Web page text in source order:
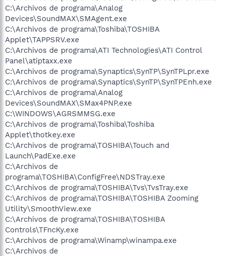
C:\Archivos de programa\Analog
Devices\SoundMAX\SMAgent.exe
C:\Archivos de programa\Toshiba\TOSHIBA
Applet\TAPPSRV.exe
C:\Archivos de programa\ATI Technologies\ATI Control
Panel\atiptaxx.exe
C:\Archivos de programa\Synaptics\SynTP\SynTPLpr.exe
C:\Archivos de programa\Synaptics\SynTP\SynTPEnh.exe
C:\Archivos de programa\Analog
Devices\SoundMAX\SMax4PNP.exe
C:\WINDOWS\AGRSMMSG.exe
C:\Archivos de programa\Toshiba\Toshiba
Applet\thotkey.exe
C:\Archivos de programa\TOSHIBA\Touch and
Launch\PadExe.exe
C:\Archivos de
programa\TOSHIBA\ConfigFree\NDSTray.exe
C:\Archivos de programa\TOSHIBA\Tvs\TvsTray.exe
C:\Archivos de programa\TOSHIBA\TOSHIBA Zooming
Utility\SmoothView.exe
C:\Archivos de programa\TOSHIBA\TOSHIBA
Controls\TFncKy.exe
C:\Archivos de programa\Winamp\winampa.exe
C:\Archivos de